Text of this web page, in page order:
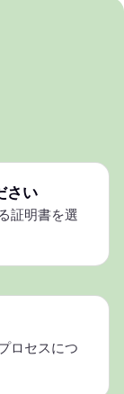
さい
証明書を選
ロセスにつ